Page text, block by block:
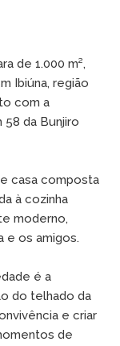
de 1.000 m²,
Ibiúna, região
com a
da Bunjiro
casa composta
à cozinha
moderno,
e os amigos.
é a
do telhado da
e criar
de